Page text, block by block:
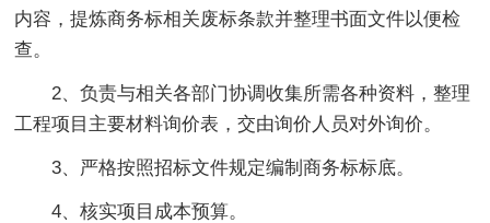
内容，提炼商务标相关废标条款并整理书面文件以便检
查。
2、负责与相关各部门协调收集所需各种资料，整理
工程项目主要材料询价表，交由询价人员对外询价。
3、严格按照招标文件规定编制商务标标底。
4、核实项目成本预算。